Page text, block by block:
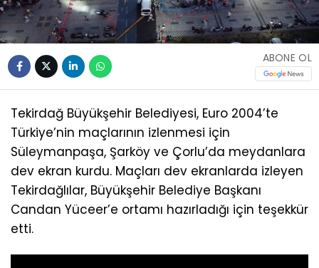
ABONE OL
Tekirdağ Büyükşehir Belediyesi, Euro 2004’te
Türkiye’nin maçlarının izlenmesi için
Süleymanpaşa, Şarköy ve Çorlu’da meydanlara
dev ekran kurdu. Maçları dev ekranlarda izleyen
Tekirdağlılar, Büyükşehir Belediye Başkanı
Candan Yüceer’e ortamı hazırladığı için teşekkür
etti.